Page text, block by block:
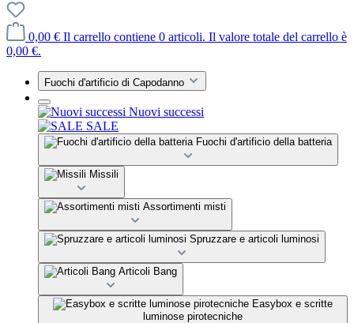
0,00 € Il carrello contiene 0 articoli. Il valore totale del carrello è
0,00 €.
Fuochi d'artificio di Capodanno
Nuovi successi
SALE
Fuochi d'artificio della batteria
Missili
Assortimenti misti
Spruzzare e articoli luminosi
Articoli Bang
Easybox e scritte
luminose pirotecniche